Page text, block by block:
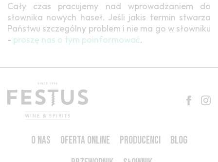
Cały czas pracujemy nad wprowadzaniem do
słownika nowych haseł. Jeśli jakis termin stwarza
Państwu szczególny problem i nie ma go w słowniku
- proszę nas o tym poinformować.
O NAS OFERTA ONLINE PRODUCENCI
BLOG